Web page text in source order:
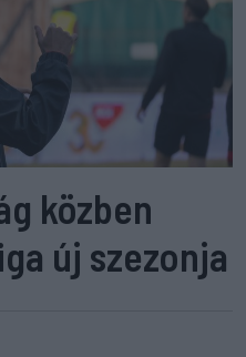
közben
új szezonja